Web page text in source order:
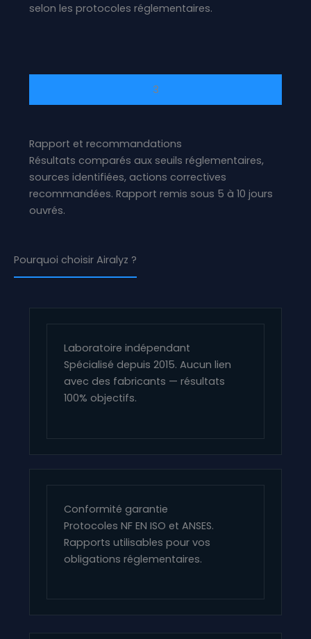
selon les protocoles réglementaires.
3
Rapport et recommandations
Résultats comparés aux seuils réglementaires,
sources identifiées, actions correctives
recommandées. Rapport remis sous 5 à 10 jours
ouvrés.
Pourquoi choisir Airalyz ?
Laboratoire indépendant
Spécialisé depuis 2015. Aucun lien
avec des fabricants — résultats
100% objectifs.
Conformité garantie
Protocoles NF EN ISO et ANSES.
Rapports utilisables pour vos
obligations réglementaires.